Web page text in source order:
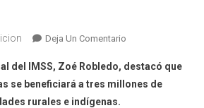
Deja Un ComentarioEn
Banderazo
De
del IMSS, Zoé Robledo, destacó que
se beneficiará a tres millones de
rurales e indígenas.